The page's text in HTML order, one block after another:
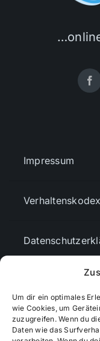
Um dir ein optimales
wie Cookies, um
zuzugreifen. Wenn du
Daten wie das
Impressum
Verhaltenskodex
Cookie-